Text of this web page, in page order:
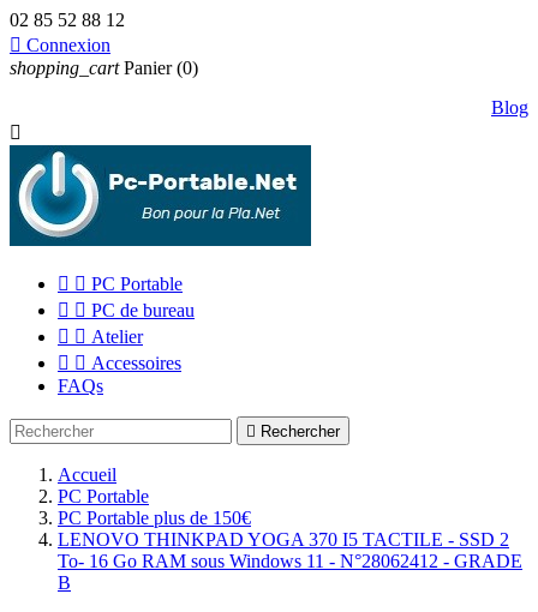
02 85 52 88 12
 Connexion
shopping_cart Panier (0)
Blog

  PC Portable
  PC de bureau
  Atelier
  Accessoires
FAQs
 Rechercher
Accueil
PC Portable
PC Portable plus de 150€
LENOVO THINKPAD YOGA 370 I5 TACTILE - SSD 2
To- 16 Go RAM sous Windows 11 - N°28062412 - GRADE
B